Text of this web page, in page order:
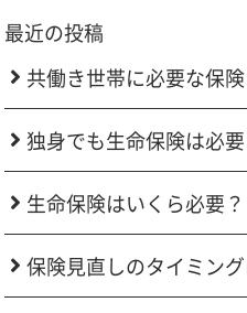
最近の投稿
共働き世帯に必要な保
独身でも生命保険は必要
生命保険はいくら必要？
保険見直しのタイミング